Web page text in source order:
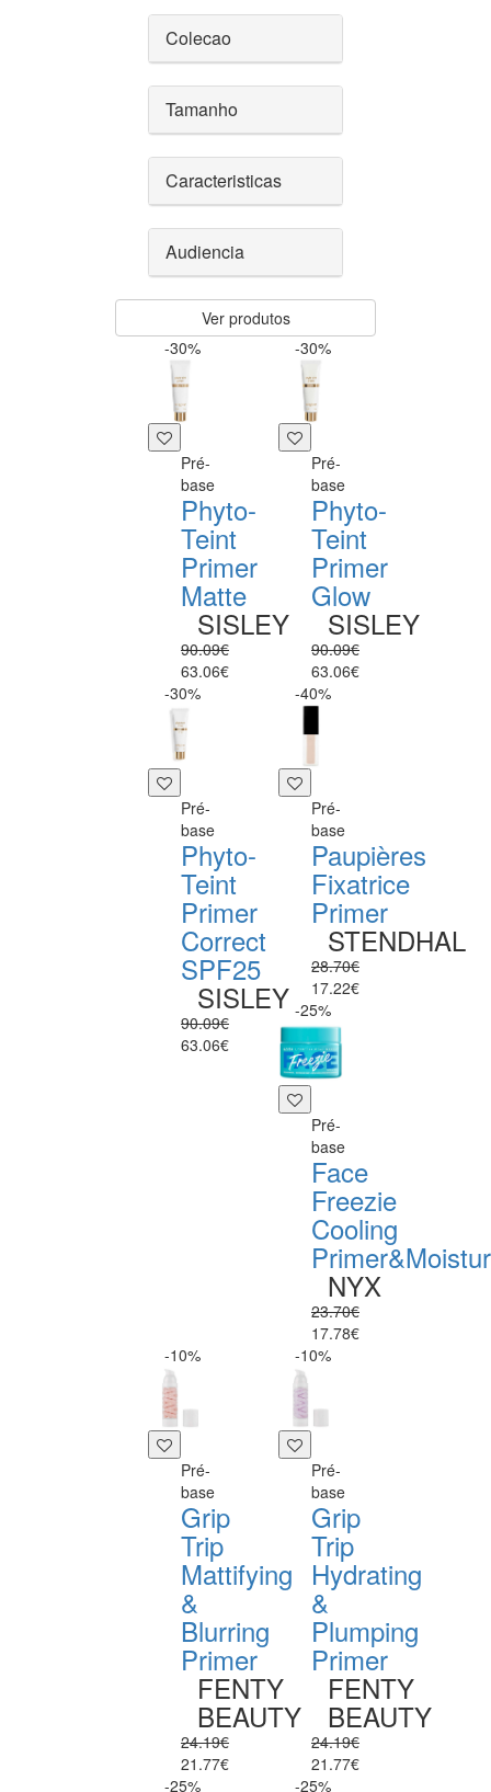
Colecao
Tamanho
Caracteristicas
Audiencia
Ver produtos
-30%
Pré-
base
Phyto-
Teint
Primer
Matte
SISLEY
90.09€
63.06€
-30%
Pré-
base
Phyto-
Teint
Primer
Glow
SISLEY
90.09€
63.06€
-30%
Pré-
base
Phyto-
Teint
Primer
Correct
SPF25
SISLEY
90.09€
63.06€
-40%
Pré-
base
Paupières
Fixatrice
Primer
STENDHAL
28.70€
17.22€
-25%
Pré-
base
Face
Freezie
Cooling
NYX
23.70€
17.78€
-10%
Pré-
base
Grip
Trip
Mattifying
&
Blurring
Primer
FENTY
BEAUTY
24.19€
21.77€
-10%
Pré-
base
Grip
Trip
Hydrating
&
Plumping
Primer
FENTY
BEAUTY
24.19€
21.77€
-25%
-25%